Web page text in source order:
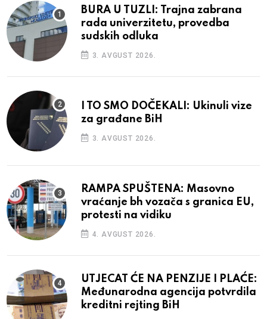
BURA U TUZLI: Trajna zabrana
rada univerzitetu, provedba
sudskih odluka
3. AVGUST 2026.
I TO SMO DOČEKALI: Ukinuli vize
za građane BiH
3. AVGUST 2026.
RAMPA SPUŠTENA: Masovno
vraćanje bh vozača s granica EU,
protesti na vidiku
4. AVGUST 2026.
UTJECAT ĆE NA PENZIJE I PLAĆE:
Međunarodna agencija potvrdila
kreditni rejting BiH